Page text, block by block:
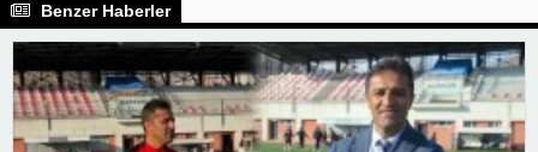
Benzer Haberler